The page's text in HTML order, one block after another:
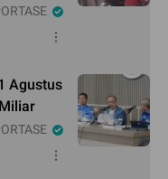
Agustus